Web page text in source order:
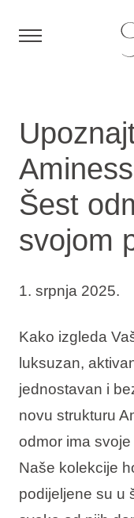
Hoteli i
Kampovi
Posebne
Destinacije
Interesi
Brandovi
Ami Loyalty
Šest
svojom
1. srpnja 2025.
Kako izgleda
luksuzan,
jednostavan i
novu strukturu
odmor ima
Naše kolekcije
podijeljene su u